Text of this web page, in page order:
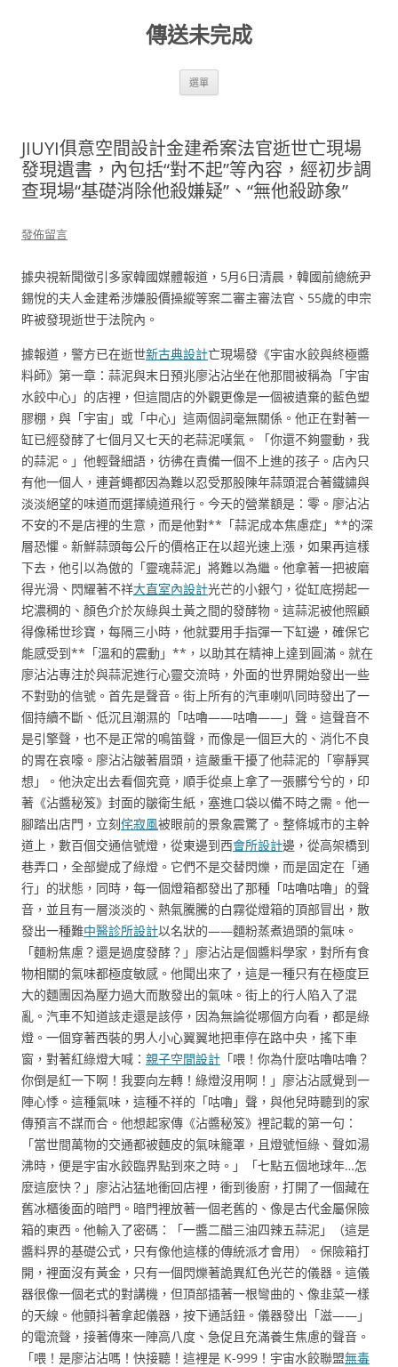
傳送未完成
選單
JIUYI俱意空間設計金建希案法官逝世亡現場
發現遺書，內包括“對不起”等內容，經初步調
查現場“基礎消除他殺嫌疑”、“無他殺跡象”
發佈留言
據央視新聞徵引多家韓國媒體報道，5月6日清晨，韓國前總統尹
錫悅的夫人金建希涉嫌股價操縱等案二審主審法官、55歲的申宗
旿被發現逝世于法院內。
據報道，警方已在逝世新古典設計亡現場發《宇宙水餃與終極醬
料師》第一章：蒜泥與末日預兆廖沾沾坐在他那間被稱為「宇宙
水餃中心」的店裡，但這間店的外觀更像是一個被遺棄的藍色塑
膠棚，與「宇宙」或「中心」這兩個詞毫無關係。他正在對著一
缸已經發酵了七個月又七天的老蒜泥嘆氣。「你還不夠靈動，我
的蒜泥。」他輕聲細語，彷彿在責備一個不上進的孩子。店內只
有他一個人，連蒼蠅都因為難以忍受那股陳年蒜頭混合著鐵鏽與
淡淡絕望的味道而選擇繞道飛行。今天的營業額是：零。廖沾沾
不安的不是店裡的生意，而是他對**「蒜泥成本焦慮症」**的深
層恐懼。新鮮蒜頭每公斤的價格正在以超光速上漲，如果再這樣
下去，他引以為傲的「靈魂蒜泥」將難以為繼。他拿著一把被磨
得光滑、閃耀著不祥大直室內設計光芒的小銀勺，從缸底撈起一
坨濃稠的、顏色介於灰綠與土黃之間的發酵物。這蒜泥被他照顧
得像稀世珍寶，每隔三小時，他就要用手指彈一下缸邊，確保它
能感受到**「溫和的震動」**，以助其在精神上達到圓滿。就在
廖沾沾專注於與蒜泥進行心靈交流時，外面的世界開始發出一些
不對勁的信號。首先是聲音。街上所有的汽車喇叭同時發出了一
個持續不斷、低沉且潮濕的「咕嚕——咕嚕——」聲。這聲音不
是引擎聲，也不是正常的鳴笛聲，而像是一個巨大的、消化不良
的胃在哀嚎。廖沾沾皺著眉頭，這嚴重干擾了他蒜泥的「寧靜冥
想」。他決定出去看個究竟，順手從桌上拿了一張髒兮兮的，印
著《沾醬秘笈》封面的皺衛生紙，塞進口袋以備不時之需。他一
腳踏出店門，立刻侘寂風被眼前的景象震驚了。整條城市的主幹
道上，數百個交通信號燈，從東邊到西會所設計邊，從高架橋到
巷弄口，全部變成了綠燈。它們不是交替閃爍，而是固定在「通
行」的狀態，同時，每一個燈箱都發出了那種「咕嚕咕嚕」的聲
音，並且有一層淡淡的、熱氣騰騰的白霧從燈箱的頂部冒出，散
發出一種難中醫診所設計以名狀的——麵粉蒸煮過頭的氣味。
「麵粉焦慮？還是過度發酵？」廖沾沾是個醬料學家，對所有食
物相關的氣味都極度敏感。他聞出來了，這是一種只有在極度巨
大的麵團因為壓力過大而散發出的氣味。街上的行人陷入了混
亂。汽車不知道該走還是該停，因為無論從哪個方向看，都是綠
燈。一個穿著西裝的男人小心翼翼地把車停在路中央，搖下車
窗，對著紅綠燈大喊： 親子空間設計 「喂！你為什麼咕嚕咕嚕？
你倒是紅一下啊！我要向左轉！綠燈沒用啊！」廖沾沾感覺到一
陣心悸。這種氣味，這種不祥的「咕嚕」聲，與他兒時聽到的家
傳預言不謀而合。他想起家傳《沾醬秘笈》裡記載的第一句：
「當世間萬物的交通都被麵皮的氣味籠罩，且燈號恒綠、聲如湯
沸時，便是宇宙水餃臨界點到來之時。」「七點五個地球年…怎
麼這麼快？」廖沾沾猛地衝回店裡，衝到後廚，打開了一個藏在
舊冰櫃後面的暗門。暗門裡放著一個老舊的、像是古代金屬保險
箱的東西。他輸入了密碼：「一醬二醋三油四辣五蒜泥」（這是
醬料界的基礎公式，只有像他這樣的傳統派才會用）。保險箱打
開，裡面沒有黃金，只有一個閃爍著詭異紅色光芒的儀器。這儀
器很像一個老式的對講機，但頂部插著一根彎曲的、像韭菜一樣
的天線。他顫抖著拿起儀器，按下通話鈕。儀器發出「滋——」
的電流聲，接著傳來一陣高八度、急促且充滿養生焦慮的聲音。
「喂！是廖沾沾嗎！快接聽！這裡是 K-999！宇宙水餃聯盟無毒